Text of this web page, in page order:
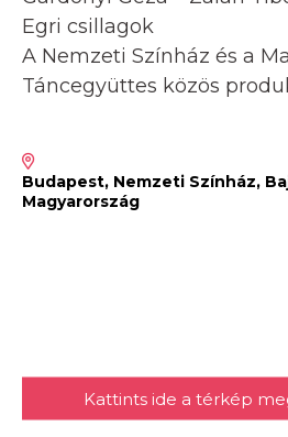
Egri csillagok
A Nemzeti Színház és a
Táncegyüttes közös
Budapest, Nemzeti Színház,
Magyarország
Kattints ide a térkép